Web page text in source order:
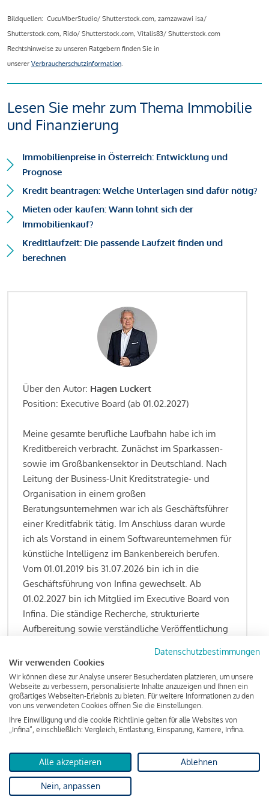
Bildquellen: CucuMberStudio/ Shutterstock.com, zamzawawi isa/
Shutterstock.com, Rido/ Shutterstock.com, Vitalis83/ Shutterstock.com
Rechtshinweise zu unseren Ratgebern finden Sie in
unserer Verbraucherschutzinformation.
Lesen Sie mehr zum Thema Immobilie
und Finanzierung
Immobilienpreise in Österreich: Entwicklung und
Prognose
Kredit beantragen: Welche Unterlagen sind dafür nötig?
Mieten oder kaufen: Wann lohnt sich der
Immobilienkauf?
Kreditlaufzeit: Die passende Laufzeit finden und
berechnen
Über den Autor: Hagen Luckert
Position: Executive Board (ab 01.02.2027)
Meine gesamte berufliche Laufbahn habe ich im
Kreditbereich verbracht. Zunächst im Sparkassen-
sowie im Großbankensektor in Deutschland. Nach
Leitung der Business-Unit Kreditstrategie- und
Organisation in einem großen
Beratungsunternehmen war ich als Geschäftsführer
einer Kreditfabrik tätig. Im Anschluss daran wurde
ich als Vorstand in einem Softwareunternehmen für
künstliche Intelligenz im Bankenbereich berufen.
Vom 01.01.2019 bis 31.07.2026 bin ich in die
Geschäftsführung von Infina gewechselt. Ab
01.02.2027 bin ich Mitglied im Executive Board von
Infina. Die ständige Recherche, strukturierte
Aufbereitung sowie verständliche Veröffentlichung
Kreditgeschäft gehören zu den wesentlichen
Schwerpunktsetzungen meiner Funktion.
Lesen Sie meine Finanzierungs-Tipps
KreditindexDas Wohnkredit Barometer
Datenschutzbestimmungen
Wir verwenden Cookies
Wir können diese zur Analyse unserer Besucherdaten platzieren, um unsere
Webseite zu verbessern, personalisierte Inhalte anzuzeigen und Ihnen ein
großartiges Webseiten-Erlebnis zu bieten. Für weitere Informationen zu den
von uns verwendeten Cookies öffnen Sie die Einstellungen.
Ihre Einwilligung und die cookie Richtlinie gelten für alle Websites von
„Infina“, einschließlich: Vergleich, Entlastung, Einsparung, Karriere, Infina.
Alle akzeptieren Ablehnen
Nein, anpassen